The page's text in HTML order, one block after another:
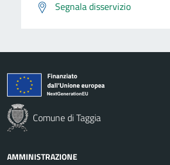
Segnala disservizio
Comune di Taggia
AMMINISTRAZIONE